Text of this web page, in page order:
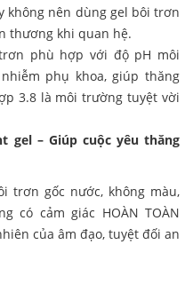
không nên dùng gel bôi trơn
thương khi quan hệ.
phù hợp với độ pH môi
phụ khoa, giúp thăng
3.8 là môi trường tuyệt vời
gel – Giúp cuộc yêu thăng
trơn gốc nước, không màu,
có cảm giác HOÀN TOÀN
của âm đạo, tuyệt đối an